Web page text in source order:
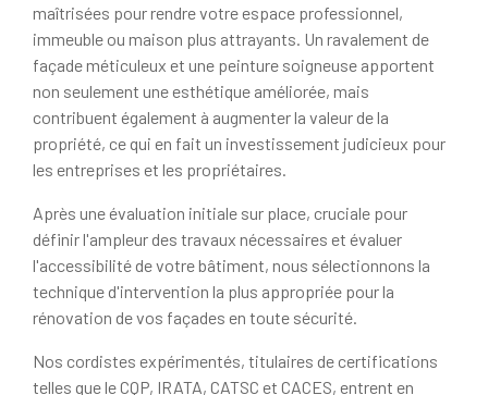
maîtrisées pour rendre votre espace professionnel,
immeuble ou maison plus attrayants. Un ravalement de
façade méticuleux et une peinture soigneuse apportent
non seulement une esthétique améliorée, mais
contribuent également à augmenter la valeur de la
propriété, ce qui en fait un investissement judicieux pour
les entreprises et les propriétaires.
Après une évaluation initiale sur place, cruciale pour
définir l'ampleur des travaux nécessaires et évaluer
l'accessibilité de votre bâtiment, nous sélectionnons la
technique d'intervention la plus appropriée pour la
rénovation de vos façades en toute sécurité.
Nos cordistes expérimentés, titulaires de certifications
telles que le CQP, IRATA, CATSC et CACES, entrent en